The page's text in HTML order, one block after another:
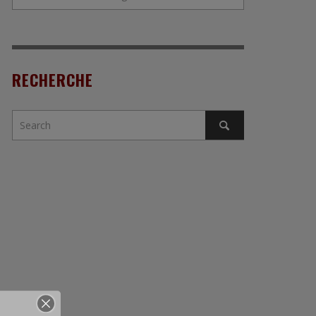
RECHERCHE